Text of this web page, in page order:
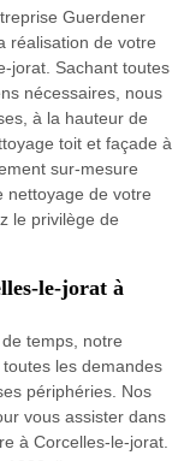
Guerdener
réalisation de votre
jorat. Sachant toutes
nécessaires, nous
à la hauteur de
toit et façade à
sur-mesure
nettoyage de votre
le privilège de
le-jorat à
temps, notre
les demandes
périphéries. Nos
vous assister dans
à Corcelles-le-jorat.